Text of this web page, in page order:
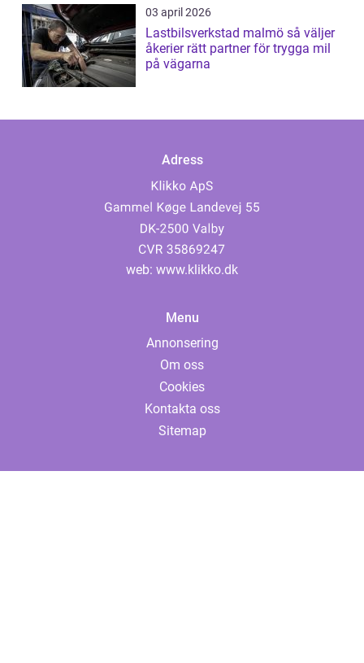
03 april 2026
Lastbilsverkstad malmö så väljer
åkerier rätt partner för trygga mil
på vägarna
Adress
web: www.klikko.dk
Menu
Annonsering
Om oss
Cookies
Kontakta oss
Sitemap